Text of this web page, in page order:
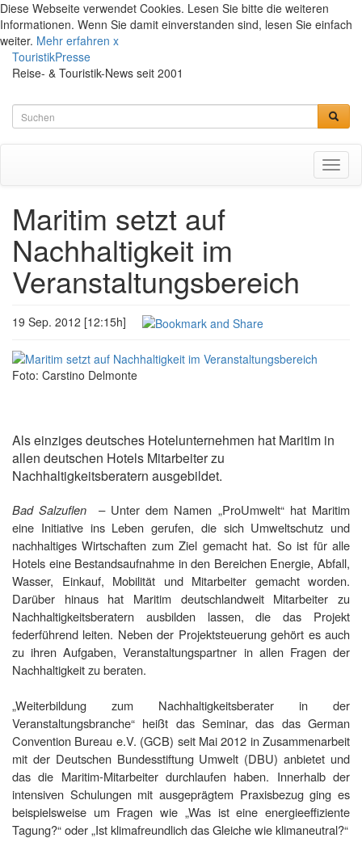
Diese Webseite verwendet Cookies. Lesen Sie bitte die weiteren
Informationen. Wenn Sie damit einverstanden sind, lesen Sie einfach
weiter. Mehr erfahren x
TouristikPresse
Reise- & Touristik-News seit 2001
Maritim setzt auf
Nachhaltigkeit im
Veranstaltungsbereich
19 Sep. 2012 [12:15h]
Foto: Carstino Delmonte
Als einziges deutsches Hotelunternehmen hat Maritim in
allen deutschen Hotels Mitarbeiter zu
Nachhaltigkeitsberatern ausgebildet.
Bad Salzuflen –Unter dem Namen „ProUmwelt“ hat Maritim
eine Initiative ins Leben gerufen, die sich Umweltschutz und
nachhaltiges Wirtschaften zum Ziel gemacht hat. So ist für alle
Hotels eine Bestandsaufnahme in den Bereichen Energie, Abfall,
Wasser, Einkauf, Mobilität und Mitarbeiter gemacht worden.
Darüber hinaus hat Maritim deutschlandweit Mitarbeiter zu
Nachhaltigkeitsberatern ausbilden lassen, die das Projekt
federführend leiten. Neben der Projektsteuerung gehört es auch
zu ihren Aufgaben, Veranstaltungspartner in allen Fragen der
Nachhaltigkeit zu beraten.
„Weiterbildung zum Nachhaltigkeitsberater in der
Veranstaltungsbranche“ heißt das Seminar, das das German
Convention Bureau e.V. (GCB) seit Mai 2012 in Zusammenarbeit
mit der Deutschen Bundesstiftung Umwelt (DBU) anbietet und
das die Maritim-Mitarbeiter durchlaufen haben. Innerhalb der
intensiven Schulungen mit ausgeprägtem Praxisbezug ging es
beispielsweise um Fragen wie „Was ist eine energieeffiziente
Tagung?“ oder „Ist klimafreundlich das Gleiche wie klimaneutral?“